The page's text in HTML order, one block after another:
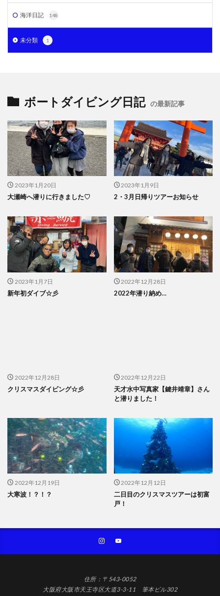
海洋日記 148
未分類 1
ボートダイビング日記 の最新記事
2023年1月20日
大瀬崎へ潜りに行きました♡
2023年1月9日
2・3月日帰りツアーお知らせ
2023年1月7日
新年初ダイブ☆彡
2022年12月28日
2022年潜り納め…
2022年12月28日
クリスマスダイビング☆彡
2022年12月22日
天才水中写真家【鍵井靖章】さん
と潜りました！
2022年12月19日
大寒波！？！？
2022年12月12日
二日目のクリスマスツアーは初富
戸！
住所：〒543-0052
大阪府大阪市天王寺区大道3-3-11 筆本ビル302